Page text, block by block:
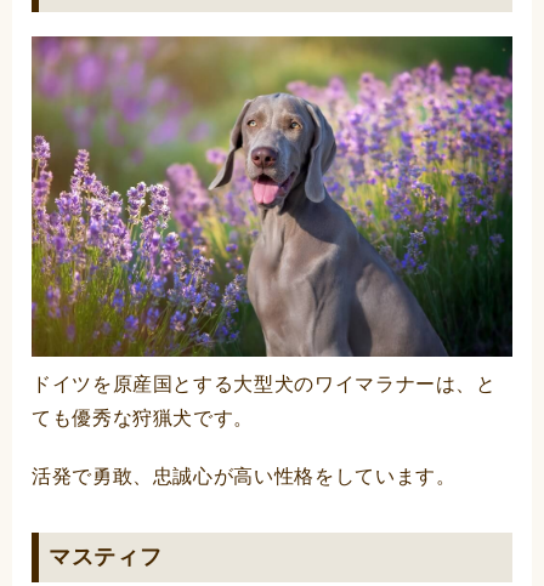
ドイツを原産国とする大型犬のワイマラナーは、と
ても優秀な狩猟犬です。
活発で勇敢、忠誠心が高い性格をしています。
マスティフ